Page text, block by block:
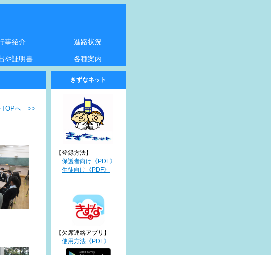
）
事紹介
６年度
５年度
４年度
３年度
進路状況
や証明書 各種案内
アクセス
教育実習
オープン・スクール
奨学金
相談窓口の案内
TOPへ >>
きずなネット
【登録方法】
保護者向け《PDF》
生徒向け《PDF》
【欠席連絡アプリ】
使用方法《PDF》